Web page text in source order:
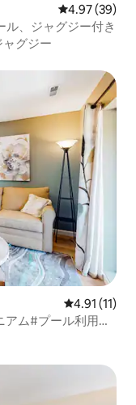
レビュー39
4.97 (39)
、ジャグジー付き
グジー
レビュー11
4.91 (11)
ム#プール利用可